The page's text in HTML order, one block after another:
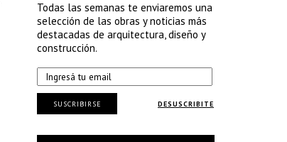
Todas las semanas te enviaremos una
selección de las obras y noticias más
destacadas de arquitectura, diseño y
construcción.
DESUSCRIBITE
SUSCRIBIRSE